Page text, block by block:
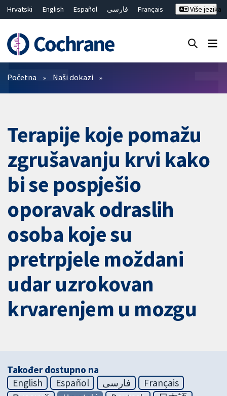
Hrvatski English Español فارسی
Français
繁體中文
简体中文
Više jezika
Prečistači
Početna Naši dokazi
Terapije koje pomažu
zgrušavanju krvi kako
bi se pospješio
oporavak odraslih
osoba koje su
pretrpjele moždani
udar uzrokovan
krvarenjem u mozgu
Također dostupno na
English
Español فارسی
Français